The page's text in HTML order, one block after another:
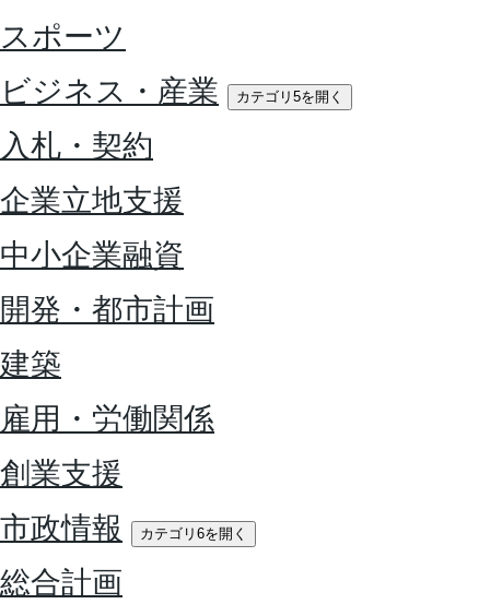
スポーツ
ビジネス・産業
カテゴリ5を開く
入札・契約
企業立地支援
中小企業融資
開発・都市計画
建築
雇用・労働関係
創業支援
市政情報
カテゴリ6を開く
総合計画